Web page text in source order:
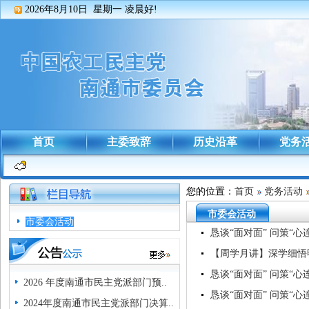
2026年8月10日 星期一凌晨好!
首页 主委致辞 历史沿革 党务
市委会活动
2026 年度南通市民主党派部门预..
2024年度南通市民主党派部门决算..
您的位置： 首页 党务活动
市委会活动
恳谈“面对面” 问策“
【周学月讲】深学细
恳谈“面对面” 问策“
恳谈“面对面” 问策“